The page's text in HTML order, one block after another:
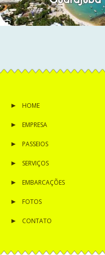
HOME
EMPRESA
PASSEIOS
SERVIÇOS
EMBARCAÇÕES
FOTOS
CONTATO